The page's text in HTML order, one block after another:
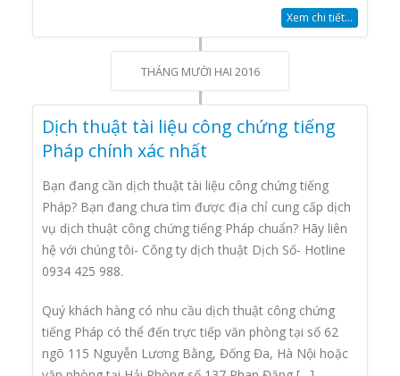
Xem chi tiết...
THÁNG MƯỜI HAI 2016
Dịch thuật tài liệu công chứng tiếng
Pháp chính xác nhất
Bạn đang cần dịch thuật tài liệu công chứng tiếng
Pháp? Bạn đang chưa tìm được địa chỉ cung cấp dịch
vụ dịch thuật công chứng tiếng Pháp chuẩn? Hãy liên
hệ với chúng tôi- Công ty dịch thuật Dịch Số- Hotline
0934 425 988.
Quý khách hàng có nhu cầu dịch thuật công chứng
tiếng Pháp có thể đến trực tiếp văn phòng tại số 62
ngõ 115 Nguyễn Lương Bằng, Đống Đa, Hà Nội hoặc